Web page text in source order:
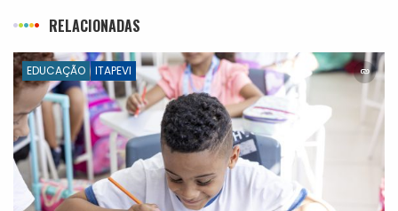
RELACIONADAS
EDUCAÇÃO ITAPEVI